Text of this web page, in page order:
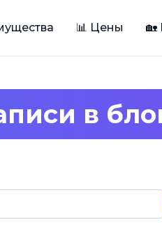
📊 Цены 🏡
в